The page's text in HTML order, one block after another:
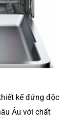
kế đứng độc
Âu với chất